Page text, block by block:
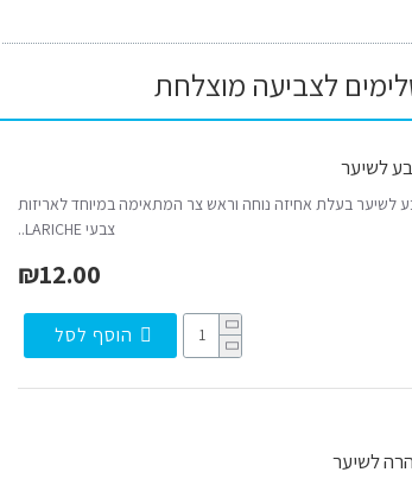
לצביעה מוצלחת
לשיער
לשיער בעלת אחיזה נוחה וראש צר המתאימה במיוחד לאריזות
צבעי LARICHE..
₪12.00
הוסף לסל
לשיער